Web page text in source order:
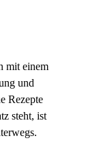
mit einem
und
Rezepte
steht, ist